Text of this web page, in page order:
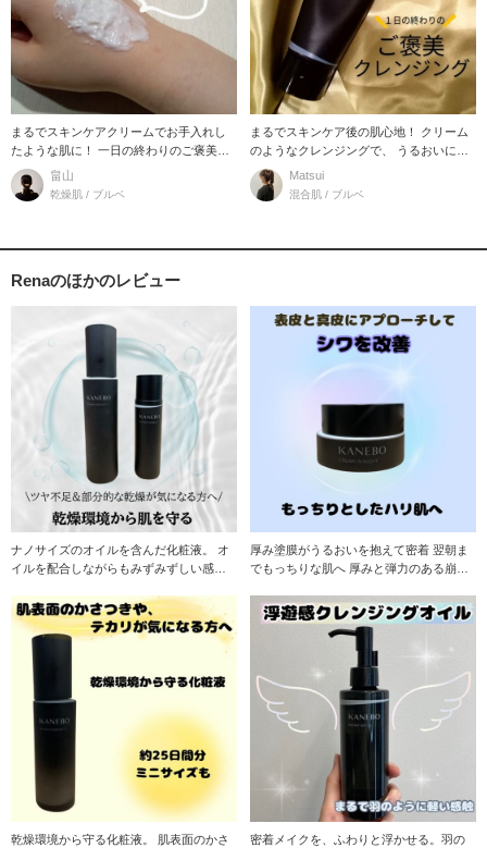
まるでスキンケアクリームでお手入れし
たような肌に！ 一日の終わりのご褒美ク
レンジングクリ
畠山
乾燥肌 / ブルベ
まるでスキンケア後の肌心地！ クリーム
のようなクレンジングで、 うるおいに満
ちたふ
Matsui
混合肌 / ブルベ
Renaのほかのレビュー
ナノサイズのオイルを含んだ化粧液。 オ
イルを配合しながらもみずみずしい感触
厚み塗膜がうるおいを抱えて密着 翌朝ま
でもっちりな肌へ 厚みと弾力のある崩れ
乾燥環境から守る化粧液。 肌表面のかさ
密着メイクを、ふわりと浮かせる。羽の